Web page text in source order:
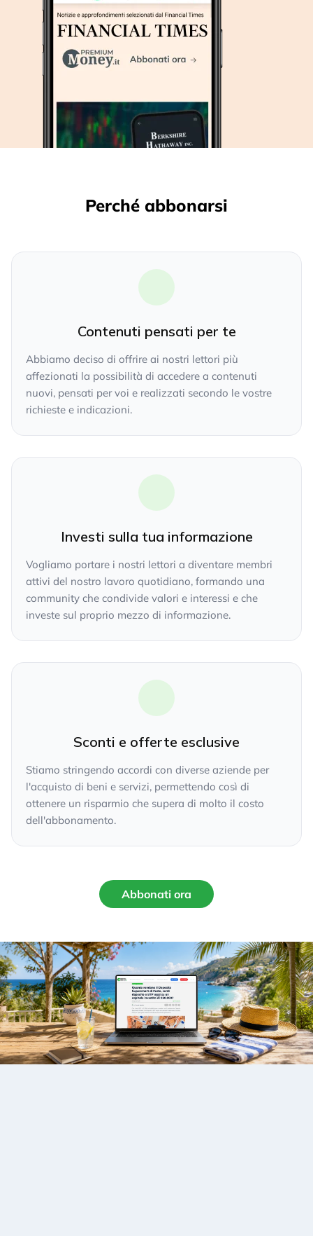
Perché abbonarsi
Contenuti pensati per te
Abbiamo deciso di offrire ai nostri lettori più
affezionati la possibilità di accedere a contenuti
nuovi, pensati per voi e realizzati secondo le vostre
richieste e indicazioni.
Investi sulla tua informazione
Vogliamo portare i nostri lettori a diventare membri
attivi del nostro lavoro quotidiano, formando una
community che condivide valori e interessi e che
investe sul proprio mezzo di informazione.
Sconti e offerte esclusive
Stiamo stringendo accordi con diverse aziende per
l'acquisto di beni e servizi, permettendo così di
ottenere un risparmio che supera di molto il costo
dell'abbonamento.
Abbonati ora